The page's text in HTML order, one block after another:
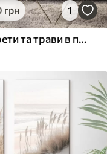
грн 1
Високі, сухі очерети та трави в приглушених бежевих і коричневих відтінках